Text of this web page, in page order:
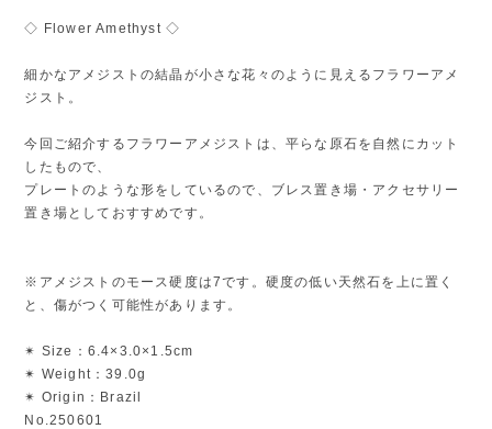
◇ Flower Amethyst ◇
細かなアメジストの結晶が小さな花々のように見えるフラワーアメ
ジスト。
今回ご紹介するフラワーアメジストは、平らな原石を自然にカット
したもので、
プレートのような形をしているので、ブレス置き場・アクセサリー
置き場としておすすめです。
※アメジストのモース硬度は7です。硬度の低い天然石を上に置く
と、傷がつく可能性があります。
✴︎ Size：6.4×3.0×1.5cm
✴︎ Weight：39.0g
✴︎ Origin：Brazil
No.250601